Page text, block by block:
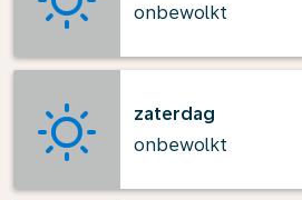
onbewolkt
zaterdag
onbewolkt